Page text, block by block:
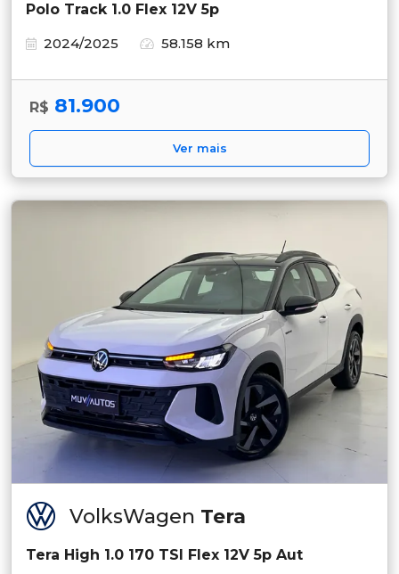
Polo Track 1.0 Flex 12V 5p
2024/2025
58.158 km
R$ 81.900
Ver mais
VolksWagen Tera
Tera High 1.0 170 TSI Flex 12V 5p Aut